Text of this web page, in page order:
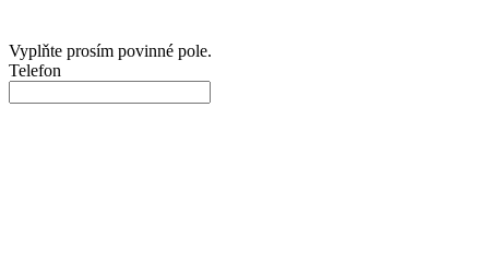
Vyplňte prosím povinné pole.
Telefon